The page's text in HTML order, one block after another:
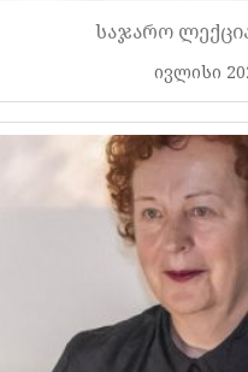
საჯარო
ივლისი